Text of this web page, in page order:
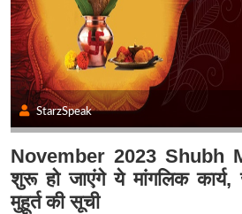
StarzSpeak
November 2023 Shubh
शुरू हो जाएंगे ये मांगलिक
मुहूर्त की सूची